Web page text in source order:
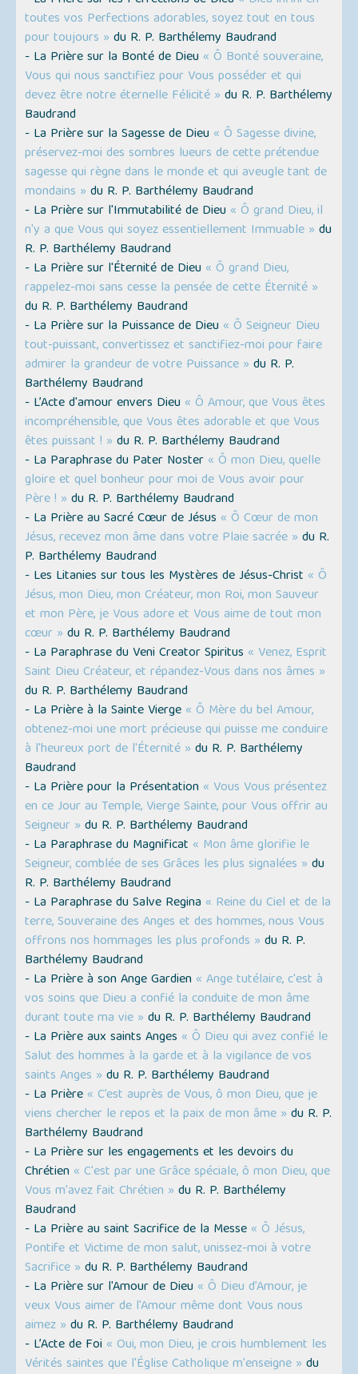
toutes vos Perfections adorables, soyez tout en tous
pour toujours » du R. P. Barthélemy Baudrand
- La Prière sur la Bonté de Dieu « Ô Bonté souveraine,
Vous qui nous sanctifiez pour Vous posséder et qui
devez être notre éternelle Félicité » du R. P. Barthélemy
Baudrand
- La Prière sur la Sagesse de Dieu « Ô Sagesse divine,
préservez-moi des sombres lueurs de cette prétendue
sagesse qui règne dans le monde et qui aveugle tant de
mondains » du R. P. Barthélemy Baudrand
- La Prière sur l'Immutabilité de Dieu « Ô grand Dieu, il
n'y a que Vous qui soyez essentiellement Immuable » du
R. P. Barthélemy Baudrand
- La Prière sur l'Éternité de Dieu « Ô grand Dieu,
rappelez-moi sans cesse la pensée de cette Éternité »
du R. P. Barthélemy Baudrand
- La Prière sur la Puissance de Dieu « Ô Seigneur Dieu
tout-puissant, convertissez et sanctifiez-moi pour faire
admirer la grandeur de votre Puissance » du R. P.
Barthélemy Baudrand
- L’Acte d'amour envers Dieu « Ô Amour, que Vous êtes
incompréhensible, que Vous êtes adorable et que Vous
êtes puissant ! » du R. P. Barthélemy Baudrand
- La Paraphrase du Pater Noster « Ô mon Dieu, quelle
gloire et quel bonheur pour moi de Vous avoir pour
Père ! » du R. P. Barthélemy Baudrand
- La Prière au Sacré Cœur de Jésus « Ô Cœur de mon
Jésus, recevez mon âme dans votre Plaie sacrée » du R.
P. Barthélemy Baudrand
- Les Litanies sur tous les Mystères de Jésus-Christ « Ô
Jésus, mon Dieu, mon Créateur, mon Roi, mon Sauveur
et mon Père, je Vous adore et Vous aime de tout mon
cœur » du R. P. Barthélemy Baudrand
- La Paraphrase du Veni Creator Spiritus « Venez, Esprit
Saint Dieu Créateur, et répandez-Vous dans nos âmes »
du R. P. Barthélemy Baudrand
- La Prière à la Sainte Vierge « Ô Mère du bel Amour,
obtenez-moi une mort précieuse qui puisse me conduire
à l'heureux port de l'Éternité » du R. P. Barthélemy
Baudrand
- La Prière pour la Présentation « Vous Vous présentez
en ce Jour au Temple, Vierge Sainte, pour Vous offrir au
Seigneur » du R. P. Barthélemy Baudrand
- La Paraphrase du Magnificat « Mon âme glorifie le
Seigneur, comblée de ses Grâces les plus signalées » du
R. P. Barthélemy Baudrand
- La Paraphrase du Salve Regina « Reine du Ciel et de la
terre, Souveraine des Anges et des hommes, nous Vous
offrons nos hommages les plus profonds » du R. P.
Barthélemy Baudrand
- La Prière à son Ange Gardien « Ange tutélaire, c'est à
vos soins que Dieu a confié la conduite de mon âme
durant toute ma vie » du R. P. Barthélemy Baudrand
- La Prière aux saints Anges « Ô Dieu qui avez confié le
Salut des hommes à la garde et à la vigilance de vos
saints Anges » du R. P. Barthélemy Baudrand
- La Prière « C’est auprès de Vous, ô mon Dieu, que je
viens chercher le repos et la paix de mon âme » du R. P.
Barthélemy Baudrand
- La Prière sur les engagements et les devoirs du
Chrétien « C'est par une Grâce spéciale, ô mon Dieu, que
Vous m'avez fait Chrétien » du R. P. Barthélemy
Baudrand
- La Prière au saint Sacrifice de la Messe « Ô Jésus,
Pontife et Victime de mon salut, unissez-moi à votre
Sacrifice » du R. P. Barthélemy Baudrand
- La Prière sur l'Amour de Dieu « Ô Dieu d’Amour, je
veux Vous aimer de l'Amour même dont Vous nous
aimez » du R. P. Barthélemy Baudrand
- L’Acte de Foi « Oui, mon Dieu, je crois humblement les
Vérités saintes que l'Église Catholique m'enseigne » du